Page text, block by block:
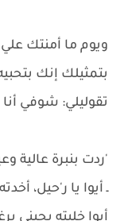
ويوم ما أمنتك
بتمثيلك إنك
تقوليلي: شوفي
'ردت بنبرة عالية
ـ أيوا يا ر'حيل،
أيوا خليته يحبني